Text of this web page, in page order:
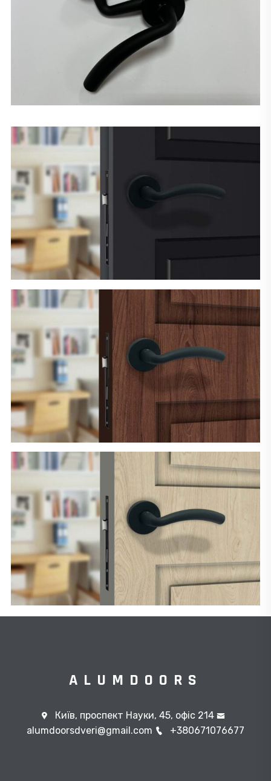
ALUMDOORS
Київ, проспект Науки, 45, офіс 214
alumdoorsdveri@gmail.com
+380671076677